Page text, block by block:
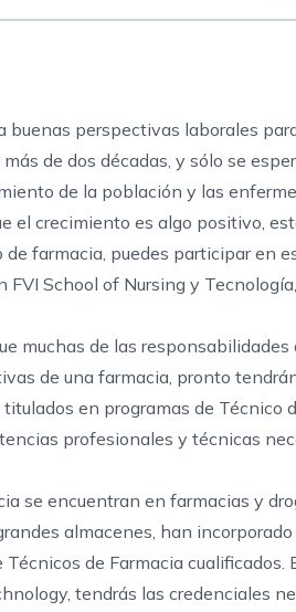
perspectivas laborales
de dos décadas, y sólo se
de la población y las
el crecimiento es algo positivo,
farmacia, puedes participar en
School of Nursing y
muchas de las
de una farmacia, pronto
titulados en programas de Técnico
profesionales y técnicas
se encuentran en farmacias y
almacenes, han
de Farmacia cualificados.
tendrás las credenciales